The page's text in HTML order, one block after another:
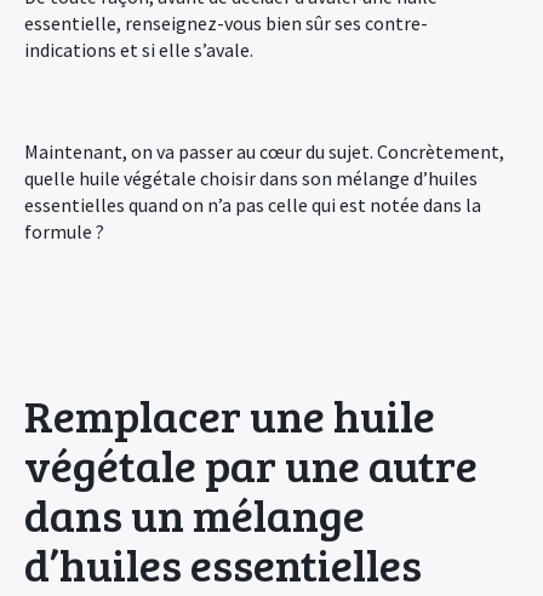
essentielle, renseignez-vous bien sûr ses contre-
indications et si elle s’avale.
Maintenant, on va passer au cœur du sujet. Concrètement,
quelle huile végétale choisir dans son mélange d’huiles
essentielles quand on n’a pas celle qui est notée dans la
formule ?
Remplacer une huile
végétale par une autre
dans un mélange
d’huiles essentielles